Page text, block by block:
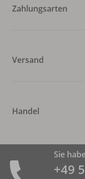
Zahlungsarten
Versand
Handel
Sie
+49